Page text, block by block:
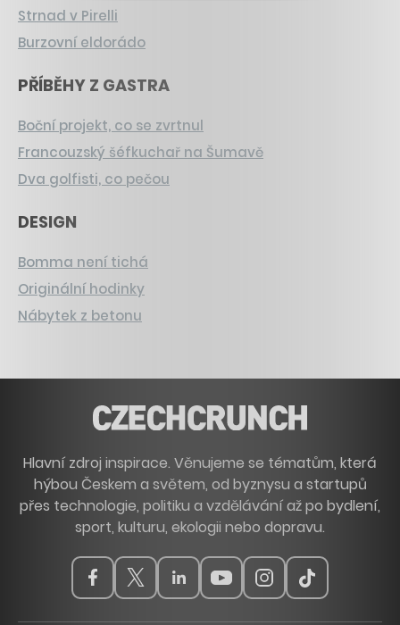
Strnad v Pirelli
Burzovní eldorádo
PŘÍBĚHY Z GASTRA
Boční projekt, co se zvrtnul
Francouzský šéfkuchař na Šumavě
Dva golfisti, co pečou
DESIGN
Bomma není tichá
Originální hodinky
Nábytek z betonu
Hlavní zdroj inspirace. Věnujeme se tématům, která
hýbou Českem a světem, od byznysu a startupů
přes technologie, politiku a vzdělávání až po bydlení,
sport, kulturu, ekologii nebo dopravu.